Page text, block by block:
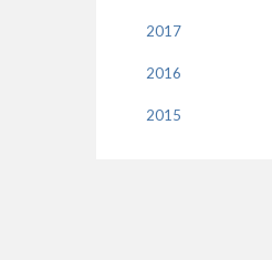
2017
2016
2015